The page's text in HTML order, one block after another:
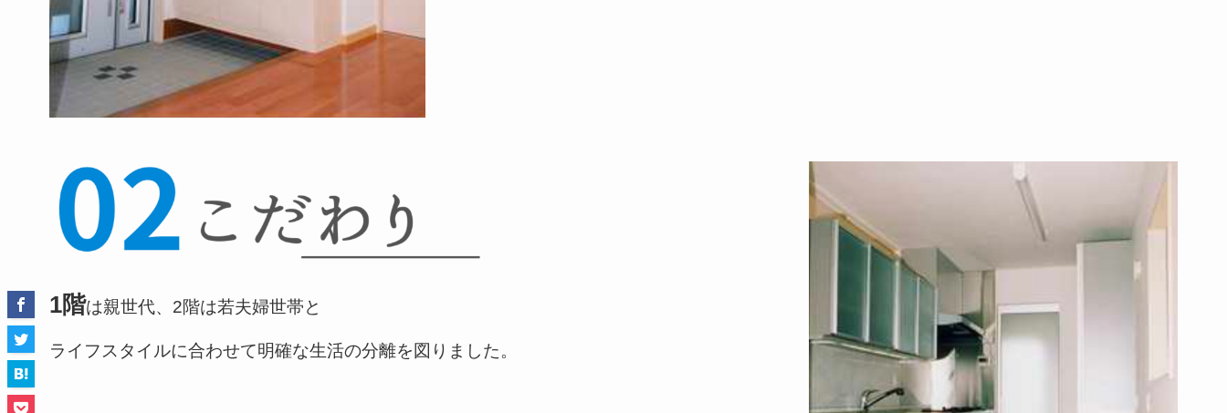
1階は親世代、2階は若夫婦世帯と
ライフスタイルに合わせて明確な生活の分離を図りました。